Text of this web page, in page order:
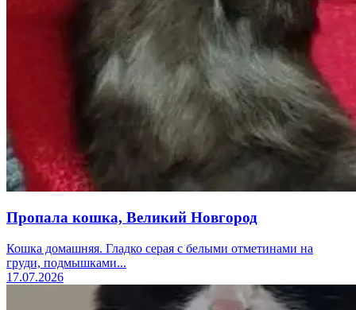
Пропала кошка, Великий Новгород
Кошка домашняя. Гладко серая с белыми отметинами на
груди, подмышками...
17.07.2026